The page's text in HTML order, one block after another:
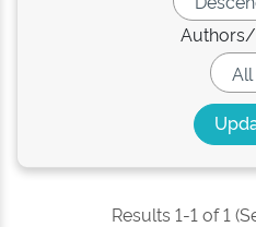
Results 1-1 of 1